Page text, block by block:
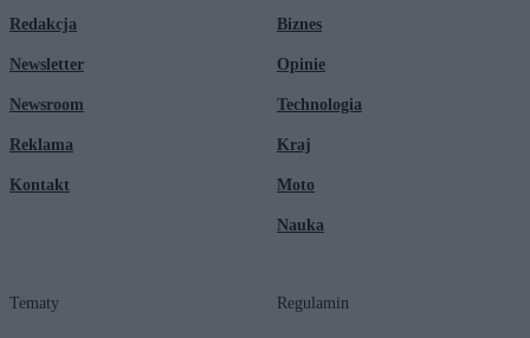
Redakcja
Newsletter
Newsroom
Reklama
Kontakt
Biznes
Opinie
Technologia
Kraj
Moto
Nauka
Tematy Regulamin